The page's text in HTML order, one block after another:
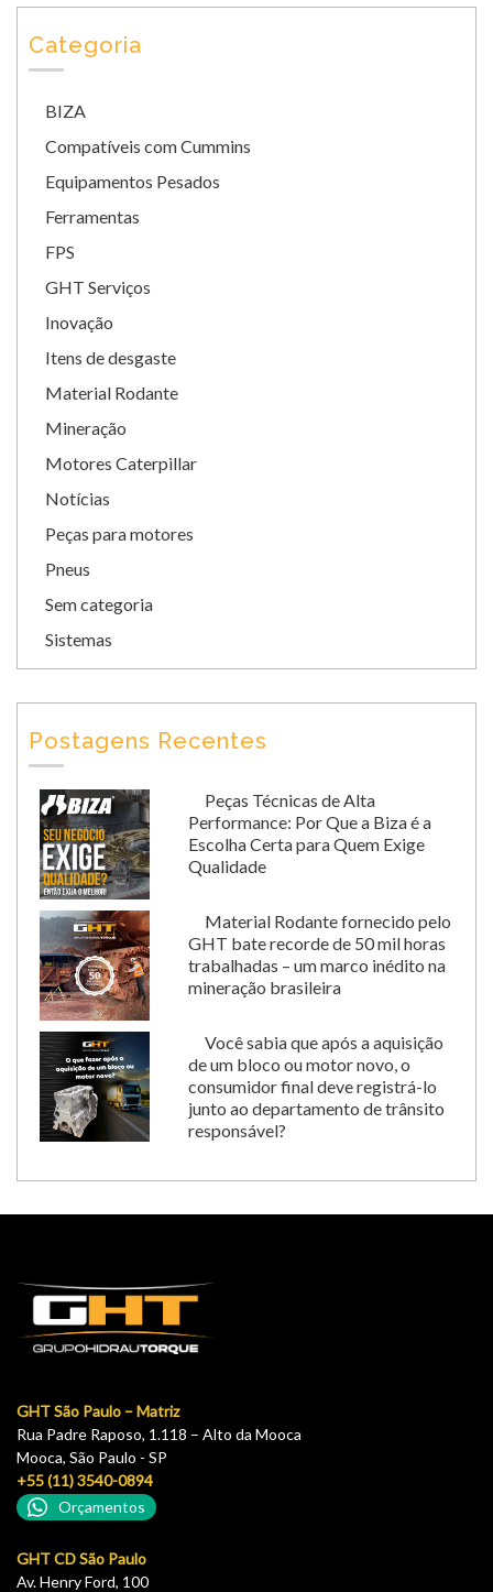
Categoria
BIZA
Compatíveis com Cummins
Equipamentos Pesados
Ferramentas
FPS
GHT Serviços
Inovação
Itens de desgaste
Material Rodante
Mineração
Motores Caterpillar
Notícias
Peças para motores
Pneus
Sem categoria
Sistemas
Postagens Recentes
Peças Técnicas de Alta
Performance: Por Que a Biza é a
Escolha Certa para Quem Exige
Qualidade
Material Rodante fornecido pelo
GHT bate recorde de 50 mil horas
trabalhadas – um marco inédito na
mineração brasileira
Você sabia que após a aquisição
de um bloco ou motor novo, o
consumidor final deve registrá-lo
junto ao departamento de trânsito
responsável?
GHT São Paulo – Matriz
Rua Padre Raposo, 1.118 – Alto da Mooca
Mooca, São Paulo - SP
+55 (11) 3540-0894
Orçamentos
GHT CD São Paulo
Av. Henry Ford, 100